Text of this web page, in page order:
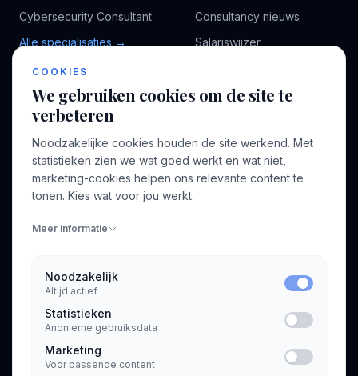
Cybersecurity Consultant
Alle specialisaties →
Consultancy nieuws
Salariswijzer
BEDRIJF
Over ons
Voor opdrachtgevers
Profiel aanmaken
INFORMATIE
Algemene voorwaarden
Privacyverklaring
COOKIES
We gebruiken cookies om de site te
verbeteren
Noodzakelijke cookies houden de site werkend. Met
statistieken zien we wat goed werkt en wat niet,
marketing-cookies helpen ons relevante content te
tonen. Kies wat voor jou werkt.
Meer informatie
Noodzakelijk
Altijd actief
Statistieken
Anonieme gebruiksdata
Marketing
Voor passende content